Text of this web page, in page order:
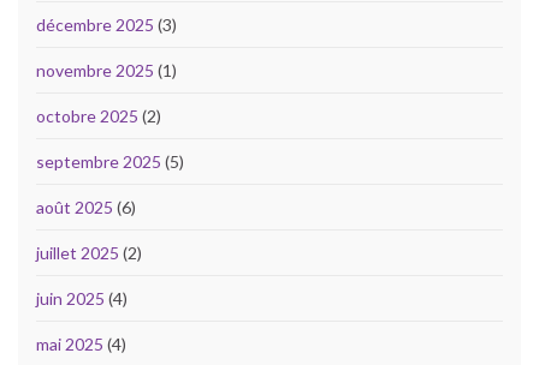
décembre 2025 (3)
novembre 2025 (1)
octobre 2025 (2)
septembre 2025 (5)
août 2025 (6)
juillet 2025 (2)
juin 2025 (4)
mai 2025 (4)